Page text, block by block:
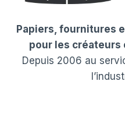
Papiers, fournitures
pour les
Depuis 2006 au